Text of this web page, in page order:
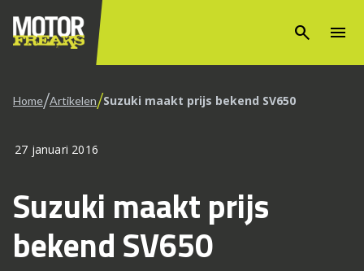
search menu
Home/Artikelen/Suzuki maakt prijs bekend SV650
27 januari 2016
Suzuki maakt prijs
bekend SV650